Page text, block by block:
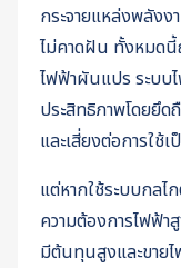
กระจายแหล่งพลัง
ไม่คาดฝัน ทั้งหมดนี้
ไฟฟ้าผันแปร ระบบ
ประสิทธิภาพโดยยึ
และเสี่ยงต่อการใช้
แต่หากใช้ระบบกลไ
ความต้องการไฟฟ้า
มีต้นทุนสูงและขาย